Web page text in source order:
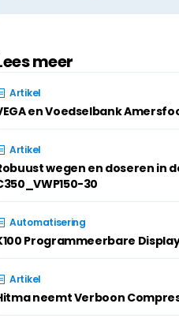
meer
Artikel
en Voedselbank
Artikel
wegen en doseren in
30
Automatisering
Programmeerbare
Artikel
neemt Verboon